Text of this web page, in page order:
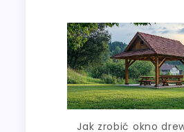
Jak zrobić okno